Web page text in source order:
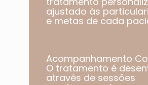
ajustado às
e metas de cada
Acompanhamento
O tratamento é
através de sessões